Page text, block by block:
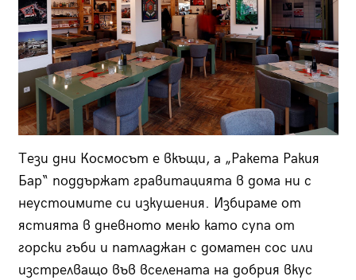
Тези дни Космосът е вкъщи, а „Ракета Ракия
Бар“ поддържат гравитацията в дома ни с
неустоимите си изкушения. Избираме от
ястията в дневното меню като супа от
горски гъби и патладжан с доматен сос или
изстрелващо във вселената на добрия вкус